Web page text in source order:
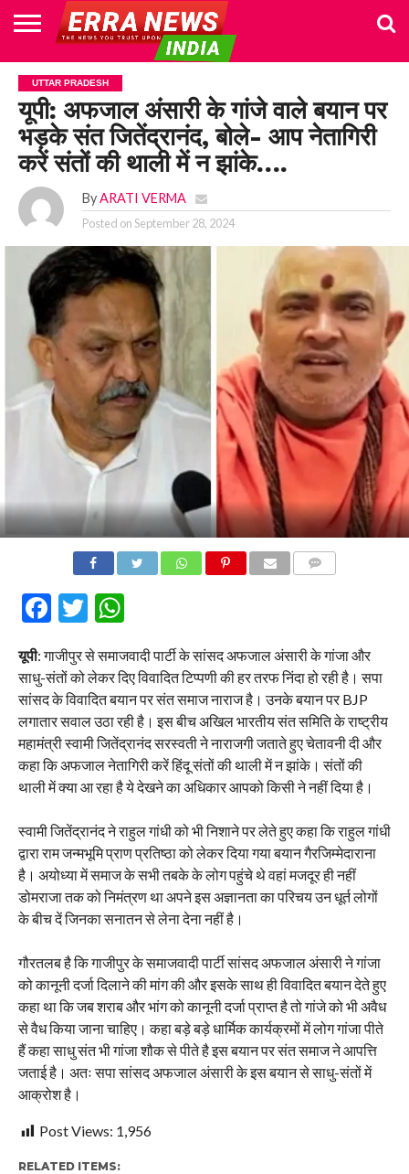
HOME
POLITICS
NEWS
BUSINESS
CULTURE
NATIONAL
SPORTS
LIFESTYLE
TRAVEL
OPINION
BREAKING
NEWS
ENTERTAINMENT
WORLD
CRIME
JOIN
US
UTTAR PRADESH
यूपी: अफजाल अंसारी के गांजे वाले बयान पर
भड़के संत जितेंद्रानंद, बोले- आप नेतागिरी
करें संतों की थाली में न झांके….
By ARATI VERMA
Posted onSeptember 28, 2024
Facebook
Twitter
WhatsApp
यूपी: गाजीपुर से समाजवादी पार्टी के सांसद अफजाल अंसारी के गांजा और
साधु-संतों को लेकर दिए विवादित टिप्पणी की हर तरफ निंदा हो रही है। सपा
सांसद के विवादित बयान पर संत समाज नाराज है। उनके बयान पर BJP
लगातार सवाल उठा रही है। इस बीच अखिल भारतीय संत समिति के राष्ट्रीय
महामंत्री स्वामी जितेंद्रानंद सरस्वती ने नाराजगी जताते हुए चेतावनी दी और
कहा कि अफजाल नेतागिरी करें हिंदू संतों की थाली में न झांके। संतों की
थाली में क्या आ रहा है ये देखने का अधिकार आपको किसी ने नहीं दिया है।
स्वामी जितेंद्रानंद ने राहुल गांधी को भी निशाने पर लेते हुए कहा कि राहुल गांधी
द्वारा राम जन्मभूमि प्राण प्रतिष्ठा को लेकर दिया गया बयान गैरजिम्मेदाराना
है। अयोध्या में समाज के सभी तबके के लोग पहुंचे थे वहां मजदूर ही नहीं
डोमराजा तक को निमंत्रण था अपने इस अज्ञानता का परिचय उन धूर्त लोगों
के बीच दें जिनका सनातन से लेना देना नहीं है।
गौरतलब है कि गाजीपुर के समाजवादी पार्टी सांसद अफजाल अंसारी ने गांजा
को कानूनी दर्जा दिलाने की मांग की और इसके साथ ही विवादित बयान देते हुए
कहा था कि जब शराब और भांग को कानूनी दर्जा प्राप्त है तो गांजे को भी अवैध
से वैध किया जाना चाहिए। कहा बड़े बड़े धार्मिक कार्यक्रमों में लोग गांजा पीते
हैं कहा साधु संत भी गांजा शौक से पीते है इस बयान पर संत समाज ने आपत्ति
जताई है। अतः सपा सांसद अफजाल अंसारी के इस बयान से साधु-संतों में
आक्रोश है।
Post Views: 1,956
RELATED ITEMS: